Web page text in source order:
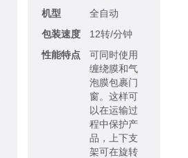
机型
全自动
包装速度
12转/分钟
性能特点
可同时使用
缠绕膜和气
泡膜包裹门
窗。这样可
以在运输过
程中保护产
品，上下支
架可在旋转